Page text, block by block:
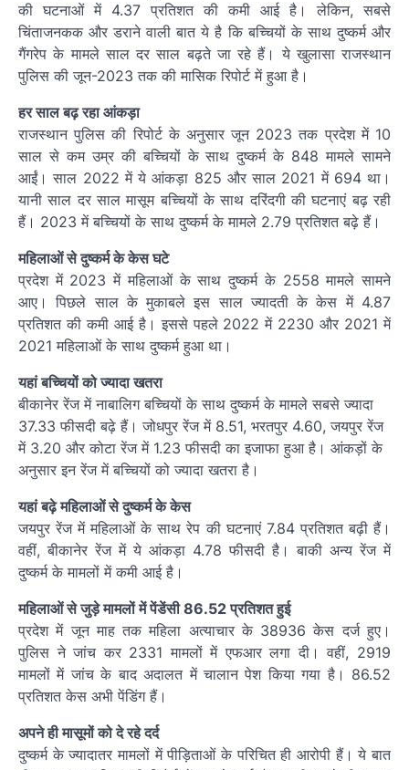
की घटनाओं में 4.37 प्रतिशत की कमी आई है। लेकिन, सबसे
चिंताजनकक और डराने वाली बात ये है कि बच्चियों के साथ दुष्कर्म और
गैंगरेप के मामले साल दर साल बढ़ते जा रहे हैं। ये खुलासा राजस्थान
पुलिस की जून-2023 तक की मासिक रिपोर्ट में हुआ है।
हर साल बढ़ रहा आंकड़ा
राजस्थान पुलिस की रिपोर्ट के अनुसार जून 2023 तक प्रदेश में 10
साल से कम उम्र की बच्चियों के साथ दुष्कर्म के 848 मामले सामने
आईं। साल 2022 में ये आंकड़ा 825 और साल 2021 में 694 था।
यानी साल दर साल मासूम बच्चियों के साथ दरिंदगी की घटनाएं बढ़ रही
हैं। 2023 में बच्चियों के साथ दुष्कर्म के मामले 2.79 प्रतिशत बढ़े हैं।
महिलाओं से दुष्कर्म के केस घटे
प्रदेश में 2023 में महिलाओं के साथ दुष्कर्म के 2558 मामले सामने
आए। पिछले साल के मुकाबले इस साल ज्यादती के केस में 4.87
प्रतिशत की कमी आई है। इससे पहले 2022 में 2230 और 2021 में
2021 महिलाओं के साथ दुष्कर्म हुआ था।
यहां बच्चियों को ज्यादा खतरा
बीकानेर रेंज में नाबालिग बच्चियों के साथ दुष्कर्म के मामले सबसे ज्यादा
37.33 फीसदी बढ़े हैं। जोधपुर रेंज में 8.51, भरतपुर 4.60, जयपुर रेंज
में 3.20 और कोटा रेंज में 1.23 फीसदी का इजाफा हुआ है। आंकड़ों के
अनुसार इन रेंज में बच्चियों को ज्यादा खतरा है।
यहां बढ़े महिलाओं से दुष्कर्म के केस
जयपुर रेंज में महिलाओं के साथ रेप की घटनाएं 7.84 प्रतिशत बढ़ी हैं।
वहीं, बीकानेर रेंज में ये आंकड़ा 4.78 फीसदी है। बाकी अन्य रेंज में
दुष्कर्म के मामलों में कमी आई है।
महिलाओं से जुड़े मामलों में पेंडेंसी 86.52 प्रतिशत हुई
प्रदेश में जून माह तक महिला अत्याचार के 38936 केस दर्ज हुए।
पुलिस ने जांच कर 2331 मामलों में एफआर लगा दी। वहीं, 2919
मामलों में जांच के बाद अदालत में चालान पेश किया गया है। 86.52
प्रतिशत केस अभी पेंडिंग हैं।
अपने ही मासूमों को दे रहे दर्द
दुष्कर्म के ज्यादातर मामलों में पीड़िताओं के परिचित ही आरोपी हैं। ये बात